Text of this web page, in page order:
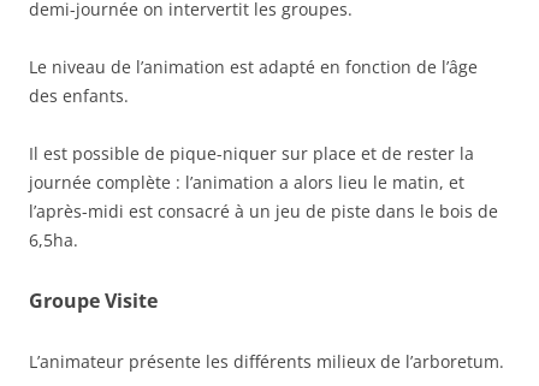
demi-journée on intervertit les groupes.
Le niveau de l’animation est adapté en fonction de l’âge
des enfants.
Il est possible de pique-niquer sur place et de rester la
journée complète : l’animation a alors lieu le matin, et
l’après-midi est consacré à un jeu de piste dans le bois de
6,5ha.
Groupe Visite
L’animateur présente les différents milieux de l’arboretum.